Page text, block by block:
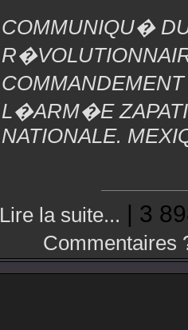
COMMUNIQU�
L�ARM�E
NATIONALE.
Lire la suite... | 3
Commentaires